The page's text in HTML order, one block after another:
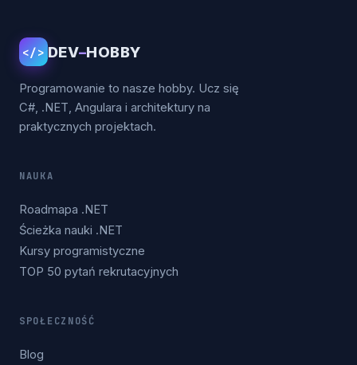
</> DEV–HOBBY
Programowanie to nasze hobby. Ucz się
C#, .NET, Angulara i architektury na
praktycznych projektach.
NAUKA
Roadmapa .NET
Ścieżka nauki .NET
Kursy programistyczne
TOP 50 pytań rekrutacyjnych
SPOŁECZNOŚĆ
Blog